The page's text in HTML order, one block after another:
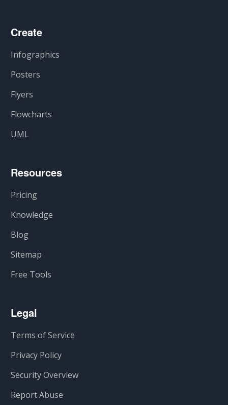
Create
Infographics
Posters
Flyers
Flowcharts
UML
Resources
Pricing
Knowledge
Blog
Sitemap
Free Tools
Legal
Terms of Service
Privacy Policy
Security Overview
Report Abuse